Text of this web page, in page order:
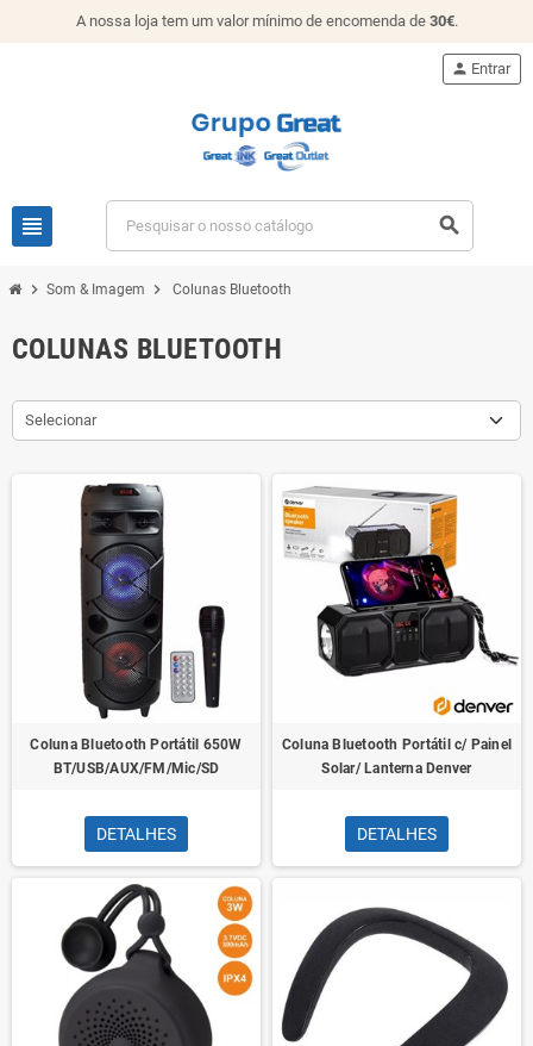
A nossa loja tem um valor mínimo de encomenda de 30€.
view_headline search
person Entrar
chevron_right Som & Imagem chevron_right Colunas Bluetooth
COLUNAS BLUETOOTH
Selecionar
Coluna Bluetooth Portátil 650W
BT/USB/AUX/FM/Mic/SD
DETALHES
Coluna Bluetooth Portátil c/ Painel
Solar/ Lanterna Denver
DETALHES